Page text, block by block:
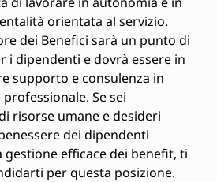
orientata al servizio.
dei Benefici sarà un punto di
i dipendenti e dovrà essere in
supporto e consulenza in
Se sei
risorse umane e desideri
dei dipendenti
efficace dei benefit, ti
per questa posizione.